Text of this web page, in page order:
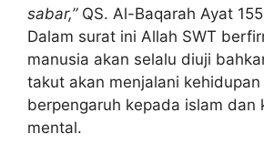
sabar,”QS. Al-Baqarah Ayat
Dalam surat ini Allah SWT
manusia akan selalu diuji
takut akan menjalani kehidupan
berpengaruh kepada islam dan
mental.